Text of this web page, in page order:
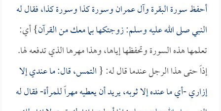
أحفظ سورة البقرة وآل عمران وسورة كذا وسورة كذا، فقال له
النبي صلى الله عليه وسلم: زوجتكها بما معك من القرآن} أي:
تعلمها هذه السورة وتحفظها إياها، وهذا مهرها الذي تدفعه لها.
إذاً حتى هذا الرجل عندما قال له: {التمس، قال: ما عندي إلا
إزاري -أي ما عنده إلا ثوبه، يريد أن يعطيه مهراً للمرأة- فقال له